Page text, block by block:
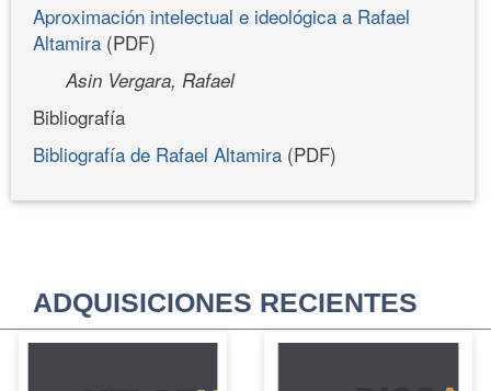
Aproximación intelectual e ideológica a Rafael
Altamira (PDF)
Asin Vergara, Rafael
Bibliografía
Bibliografía de Rafael Altamira (PDF)
ADQUISICIONES RECIENTES